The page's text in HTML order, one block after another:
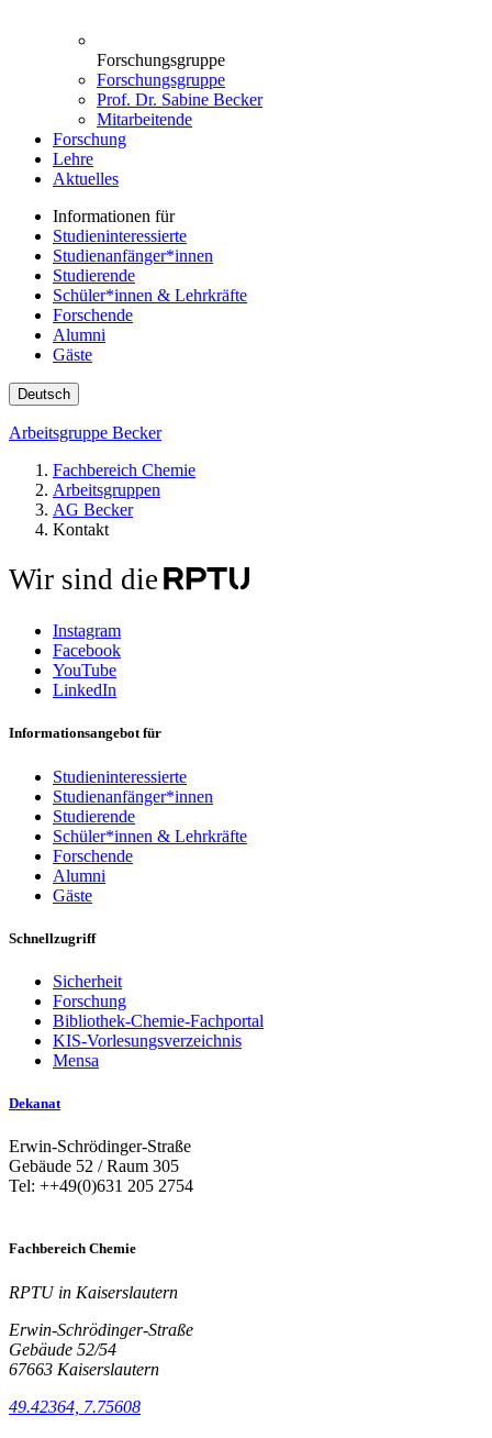
Forschungsgruppe
Forschungsgruppe
Prof. Dr. Sabine Becker
Mitarbeitende
Forschung
Lehre
Aktuelles
Informationen für
Studieninteressierte
Studienanfänger*innen
Studierende
Schüler*innen & Lehrkräfte
Forschende
Alumni
Gäste
Deutsch
Arbeitsgruppe Becker
Fachbereich Chemie
Arbeitsgruppen
AG Becker
Kontakt
Wir sind die
Instagram
Facebook
YouTube
LinkedIn
Informationsangebot für
Studieninteressierte
Studienanfänger*innen
Studierende
Schüler*innen & Lehrkräfte
Forschende
Alumni
Gäste
Schnellzugriff
Sicherheit
Forschung
Bibliothek-Chemie-Fachportal
KIS-Vorlesungsverzeichnis
Mensa
Dekanat
Erwin-Schrödinger-Straße
Gebäude 52 / Raum 305
Tel: ++49(0)631 205 2754
Fachbereich Chemie
RPTU in Kaiserslautern
Erwin-Schrödinger-Straße
Gebäude 52/54
67663 Kaiserslautern
49.42364, 7.75608